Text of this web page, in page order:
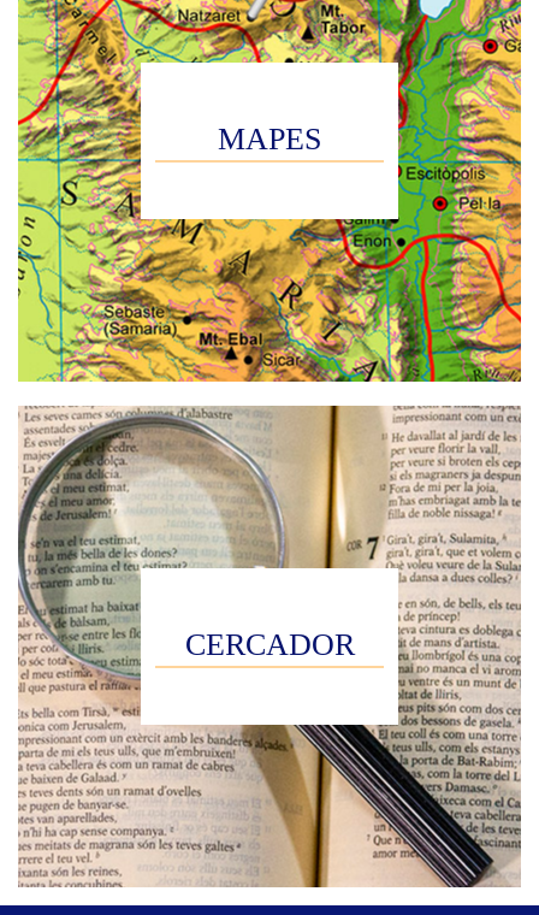
MAPES
CERCADOR